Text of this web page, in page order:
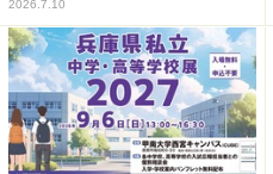
2026.7.10